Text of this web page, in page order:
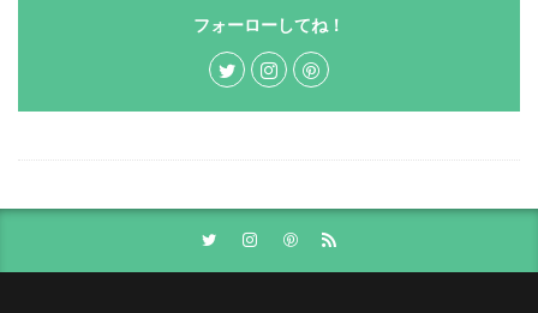
フォーローしてね！